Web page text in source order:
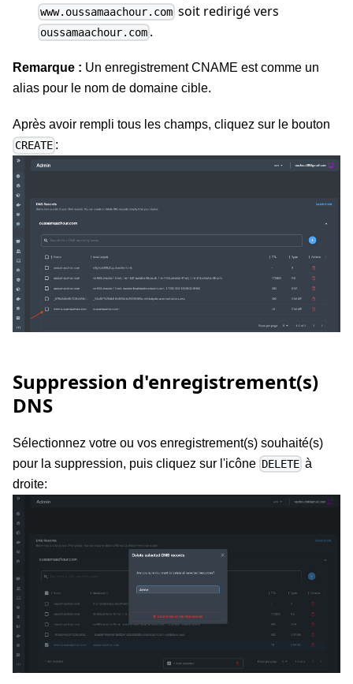
www.oussamaachour.com soit redirigé vers
oussamaachour.com .
Remarque : Un enregistrement CNAME est comme un
alias pour le nom de domaine cible.
Après avoir rempli tous les champs, cliquez sur le bouton
CREATE :
Suppression d'enregistrement(s)
DNS
Sélectionnez votre ou vos enregistrement(s) souhaité(s)
pour la suppression, puis cliquez sur l'icône DELETE à
droite: